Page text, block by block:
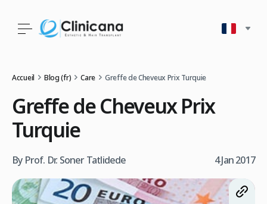
Accueil Blog (fr) Care Greffe de Cheveux Prix Turquie
Greffe de Cheveux Prix
Turquie
By Prof. Dr. Soner Tatlidede 4 Jan 2017